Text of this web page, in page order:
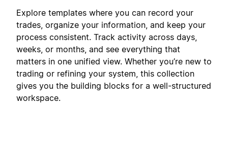
Explore templates where you can record your
trades, organize your information, and keep your
process consistent. Track activity across days,
weeks, or months, and see everything that
matters in one unified view. Whether you’re new to
trading or refining your system, this collection
gives you the building blocks for a well-structured
workspace.